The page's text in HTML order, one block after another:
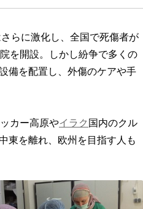
らに激化し、全国で死傷者が
を開設。しかし紛争で多くの
備を配置し、外傷のケアや手
カー高原やイラク国内のクル
東を離れ、欧州を目指す人も